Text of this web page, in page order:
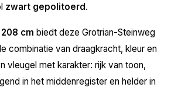
zwart gepolitoerd.
208 cm biedt deze Grotrian-Steinweg
combinatie van draagkracht, kleur en
vleugel met karakter: rijk van toon,
in het middenregister en helder in